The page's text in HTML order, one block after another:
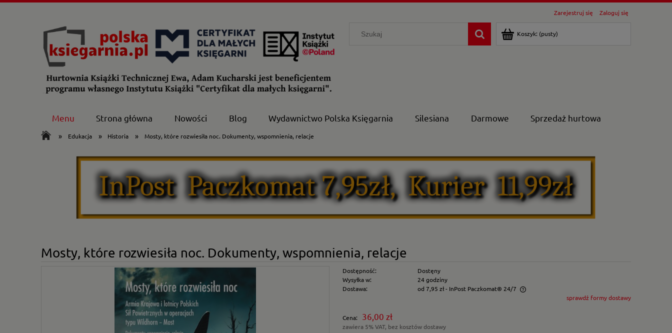
Zarejestruj się Zaloguj się
Koszyk: (pusty)
Menu Strona główna Nowości Blog Wydawnictwo Polska Księgarnia Silesiana Darmowe Sprzedaż hurtowa
» Edukacja » Historia » Mosty, które rozwiesiła noc. Dokumenty, wspomnienia, relacje
Mosty, które rozwiesiła noc. Dokumenty, wspomnienia, relacje
Dostępność:
Dostęny
Wysyłka w:
24 godziny
Dostawa:
od 7,95 zł- InPost Paczkomat® 24/7
płatności
sprawdź formy dostawy
Cena: 36,00 zł
zawiera 5% VAT, bez kosztów dostawy